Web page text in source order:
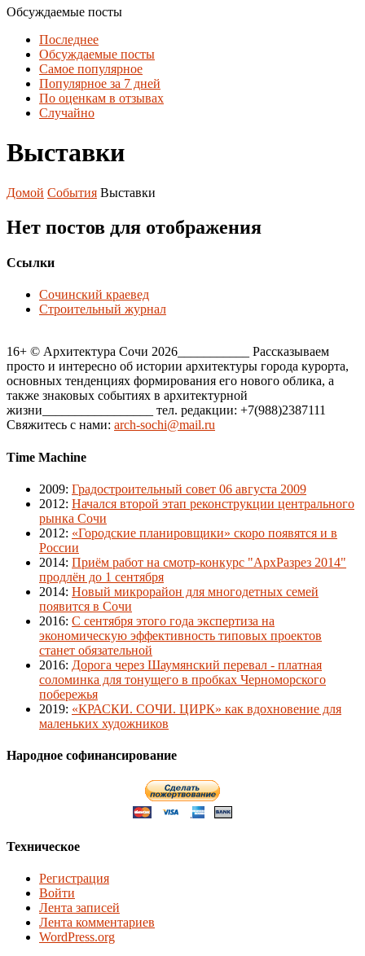
Обсуждаемые посты
Последнее
Обсуждаемые посты
Самое популярное
Популярное за 7 дней
По оценкам в отзывах
Случайно
Выставки
Домой События Выставки
Нет постов для отображения
Ссылки
Сочинский краевед
Строительный журнал
16+ © Архитектура Сочи 2026___________ Рассказываем
просто и интересно об истории архитектуры города курорта,
основных тенденциях формирования его нового облика, а
также знаковых событиях в архитектурной
жизни_________________ тел. редакции: +7(988)2387111
Свяжитесь с нами: arch-sochi@mail.ru
Time Machine
2009: Градостроительный совет 06 августа 2009
2012: Начался второй этап реконструкции центрального
рынка Сочи
2012: «Городские планировщики» скоро появятся и в
России
2014: Приём работ на смотр-конкурс "АрхРазрез 2014"
продлён до 1 сентября
2014: Новый микрорайон для многодетных семей
появится в Сочи
2016: С сентября этого года экспертиза на
экономическую эффективность типовых проектов
станет обязательной
2016: Дорога через Шаумянский перевал - платная
соломинка для тонущего в пробках Черноморского
побережья
2019: «КРАСКИ. СОЧИ. ЦИРК» как вдохновение для
маленьких художников
Народное софинансирование
Техническое
Регистрация
Войти
Лента записей
Лента комментариев
WordPress.org